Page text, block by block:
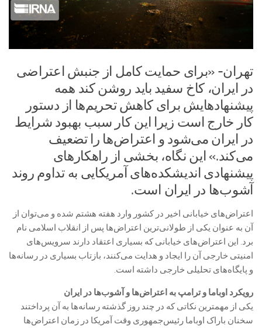
تهران- «برای حمایت کامل از جنبش اعتراضی
در ایران، کاخ سفید باید روشن کند همه
پیشنهادهایش برای کاهش تحریم‌ها از دستور
کار خارج است زیرا این کار سبب بهبود شرایط
در ایران می‌شود و اعتراض‌ها را تضعیف
می‌کند.» این نگاه، بخشی از راهکارهای
پیشنهادی اندیشکده‌های آمریکایی به تداوم روند
آشوب‌ها در ایران است.
اعتراض‌های خیابانی اخیر در کشور وارد هفته هشتم شده و می‌توان از
آن به عنوان یکی از طولانی‌ترین اعتراض‌ها پس از انقلاب اسلامی نام
برد. این اعتراض‌های خیابانی که بسیاری اعتقاد دارند سرویس‌های
امنیتی خارجی آن را ایجاد و هدایت می‌کنند، بازتاب بسیاری در رسانه‌ها
و پایگاه‌های تحلیلی خارجی داشته است.
رویکرد اوباما و ترامپ به اعتراض‌ها و آشوب‌ها در ایران
یکی از مهمترین نکاتی که در چند روز گذشته رسانه‌ها به آن پرداختند
سخنان باراک اوباما رئیس‌جمهوری وقت آمریکا در زمان اعتراض‌ها